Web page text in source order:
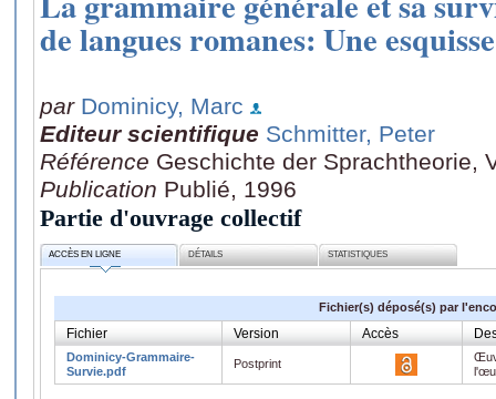
de langues romanes: Une
par Dominicy, Marc
Editeur scientifique Schmitter, Peter
Référence Geschichte der Sprachtheorie,
Publication Publié, 1996
Partie d'ouvrage collectif
ACCÈS EN LIGNE DÉTAILS STATISTIQUES
Fichier(s) déposé(s) par
Fichier Version Accès
Dominicy-Grammaire-
Survie.pdf
Postprint